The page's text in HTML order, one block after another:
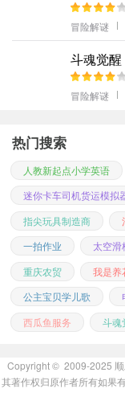
冒险解谜
斗魂觉醒
冒险解谜
热门搜索
人教新起点小学英语
迷你卡车司机货运模拟
指尖玩具制造商
一拍作业
太空滑
重庆农贸
我是养
公主宝贝学儿歌
西瓜鱼服务
斗魂
Copyright © 2009-2025
其著作权归原作者所有如果